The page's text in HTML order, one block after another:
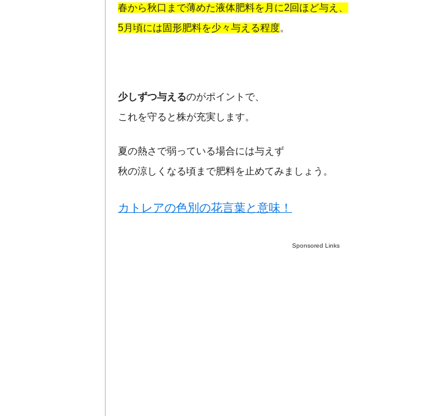
春から秋口まで薄めた液体肥料を月に2回ほど与え、
5月頃には固形肥料を少々与える程度。
少しずつ与えるのがポイントで、
これを守ると株が充実します。
夏の熱さで弱っている場合には与えず
秋の涼しくなる頃まで肥料を止めてみましょう。
カトレアの色別の花言葉と意味！
Sponsored Links